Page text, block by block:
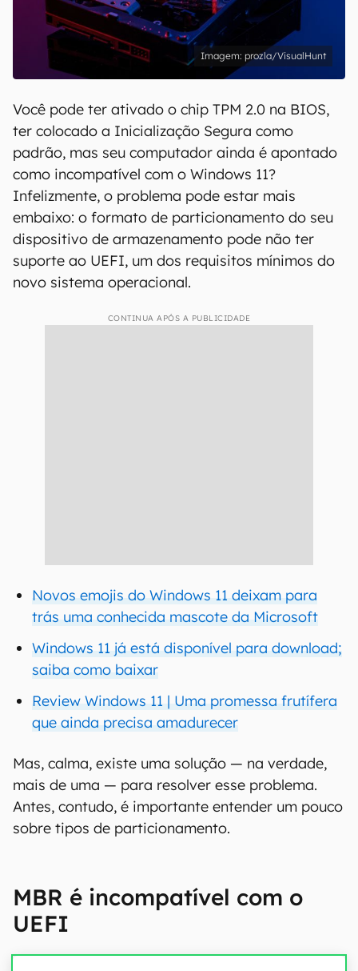
prozla/VisualHunt
Você pode ter ativado o chip TPM 2.0 na BIOS,
ter colocado a Inicialização Segura como
padrão, mas seu computador ainda é apontado
como incompatível com o Windows 11?
Infelizmente, o problema pode estar mais
embaixo: o formato de particionamento do seu
dispositivo de armazenamento pode não ter
suporte ao UEFI, um dos requisitos mínimos do
novo sistema operacional.
CONTINUA APÓS A PUBLICIDADE
Novos emojis do Windows 11 deixam para
trás uma conhecida mascote da Microsoft
Windows 11 já está disponível para download;
saiba como baixar
Review Windows 11 | Uma promessa frutífera
que ainda precisa amadurecer
Mas, calma, existe uma solução — na verdade,
mais de uma — para resolver esse problema.
Antes, contudo, é importante entender um pouco
sobre tipos de particionamento.
MBR é incompatível com o
UEFI